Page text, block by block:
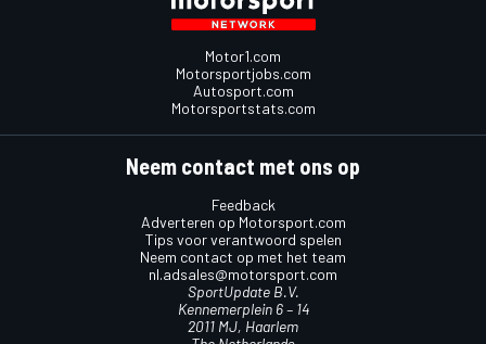
Motor1.com
Motorsportjobs.com
Autosport.com
Motorsportstats.com
Neem contact met ons op
Feedback
Adverteren op Motorsport.com
Tips voor verantwoord spelen
Neem contact op met het team
nl.adsales@motorsport.com
SportUpdate B.V.
Kennemerplein 6 – 14
2011 MJ, Haarlem